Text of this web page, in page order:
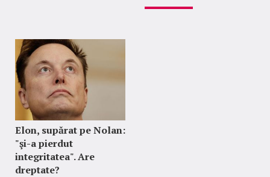
Elon, supărat pe Nolan:
"şi-a pierdut
integritatea". Are
dreptate?